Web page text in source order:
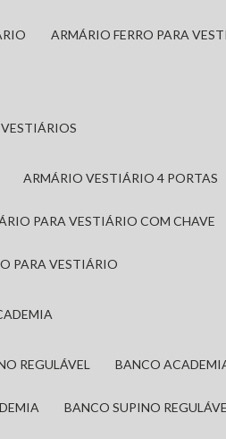
ARMÁRIO FERRO PARA
VESTIÁRIOS
ARMÁRIO VESTIÁRIO 4 PORTAS
PARA VESTIÁRIO COM CHAVE
PARA VESTIÁRIO
REGULÁVEL BANCO
BANCO SUPINO